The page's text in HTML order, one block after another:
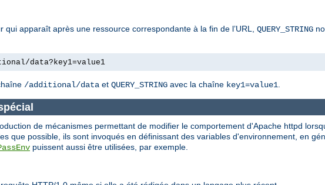
qui apparaît après une ressource correspondante à la fin de l’URL, QUERY_STRING
data?key1=value1
/additional/data et QUERY_STRING avec la chaîne key1=value1
de mécanismes permettant de modifier le comportement d'Apache httpd
que possible, ils sont invoqués en définissant des variables d'environnement, en
puissent aussi être utilisées, par exemple.